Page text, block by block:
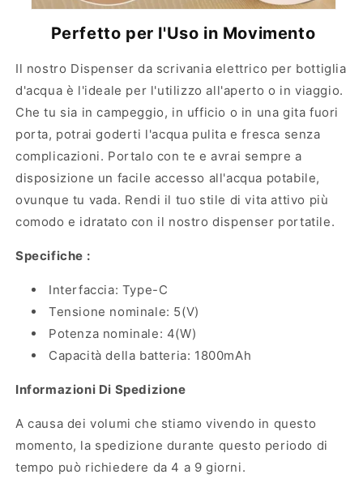
Perfetto per l'Uso in Movimento
Il nostro Dispenser da scrivania elettrico per bottiglia
d'acqua è l'ideale per l'utilizzo all'aperto o in viaggio.
Che tu sia in campeggio, in ufficio o in una gita fuori
porta, potrai goderti l'acqua pulita e fresca senza
complicazioni. Portalo con te e avrai sempre a
disposizione un facile accesso all'acqua potabile,
ovunque tu vada. Rendi il tuo stile di vita attivo più
comodo e idratato con il nostro dispenser portatile.
Specifiche :
Interfaccia: Type-C
Tensione nominale: 5(V)
Potenza nominale: 4(W)
Capacità della batteria: 1800mAh
Informazioni Di Spedizione
A causa dei volumi che stiamo vivendo in questo
momento, la spedizione durante questo periodo di
tempo può richiedere da 4 a 9 giorni.